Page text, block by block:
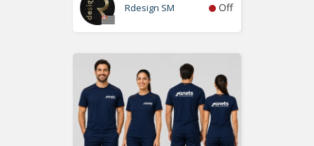
Rdesign SM Off